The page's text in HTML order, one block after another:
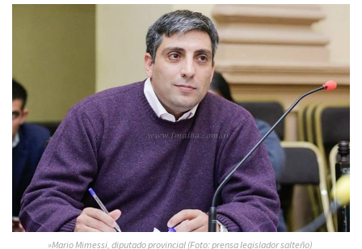
»Mario Mimessi, diputado provincial (Foto: prensa legislador salteño)